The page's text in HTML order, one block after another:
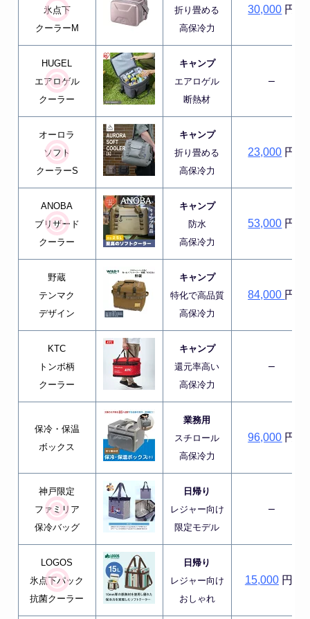
氷点下
クーラーM
折り畳める
高保冷力
30,000 円
HUGEL
エアロゲル
クーラー
キャンプ
エアロゲル
断熱材
–
オーロラ
ソフト
クーラーS
キャンプ
折り畳める
高保冷力
23,000 円
ANOBA
ブリザード
クーラー
キャンプ
防水
高保冷力
53,000 円
野蔵
テンマク
デザイン
キャンプ
特化で高品質
高保冷力
84,000 円
KTC
トンボ柄
クーラー
キャンプ
還元率高い
高保冷力
–
保冷・保温
ボックス
業務用
スチロール
高保冷力
96,000 円
神戸限定
ファミリア
保冷バッグ
日帰り
レジャー向け
限定モデル
–
LOGOS
氷点下パック
抗菌クーラー
日帰り
レジャー向け
おしゃれ
15,000円~